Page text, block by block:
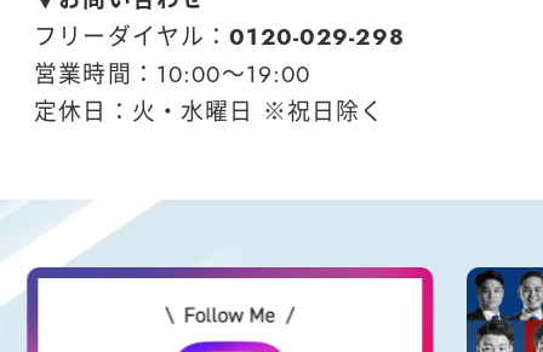
フリーダイヤル：0120-029-298
営業時間：10:00～19:00
定休日：火・水曜日 ※祝日除く